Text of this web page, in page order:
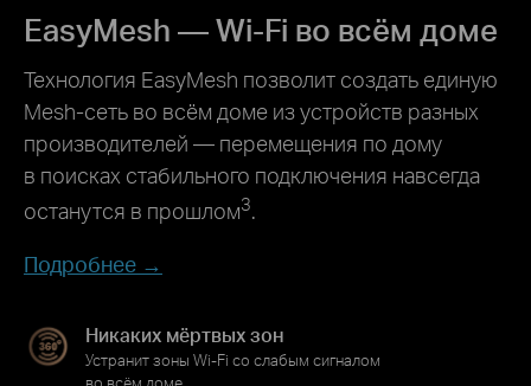
EasyMesh — Wi‑Fi во всём доме
Технология EasyMesh позволит создать единую
Mesh‑сеть во всём доме из устройств разных
производителей — перемещения по дому
в поисках стабильного подключения навсегда
останутся в прошлом3.
Подробнее →
Никаких мёртвых зон
Устранит зоны Wi‑Fi со слабым сигналом